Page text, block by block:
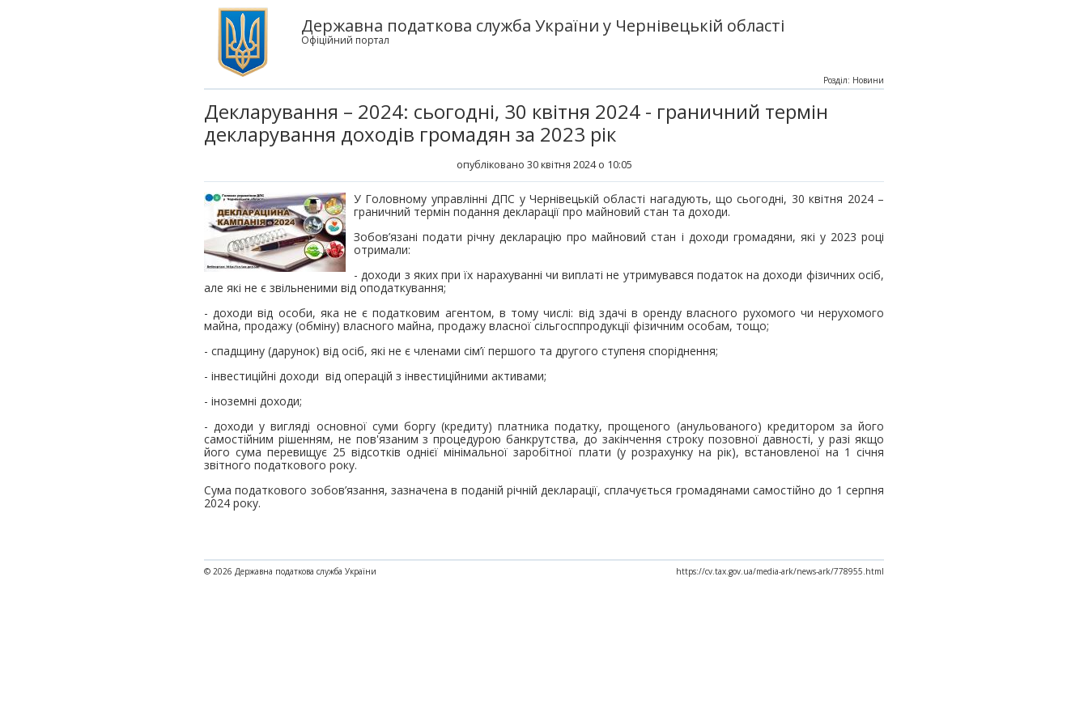
Державна податкова служба України у Чернівецькій області
Офіційний портал
Декларування – 2024: сьогодні, 30 квітня 2024 - граничний термін
декларування доходів громадян за 2023 рік
опубліковано 30 квітня 2024 о 10:05
Розділ: Новини
У Головному управлінні ДПС у Чернівецькій області нагадують, що сьогодні, 30 квітня 2024 –
граничний термін подання декларації про майновий стан та доходи.
Зобов’язані подати річну декларацію про майновий стан і доходи громадяни, які у 2023 році
отримали:
- доходи з яких при їх нарахуванні чи виплаті не утримувався податок на доходи фізичних осіб,
але які не є звільненими від оподаткування;
- доходи від особи, яка не є податковим агентом, в тому числі: від здачі в оренду власного рухомого чи нерухомого
майна, продажу (обміну) власного майна, продажу власної сільгосппродукції фізичним особам, тощо;
- спадщину (дарунок) від осіб, які не є членами сім’ї першого та другого ступеня споріднення;
- інвестиційні доходи від операцій з інвестиційними активами;
- іноземні доходи;
- доходи у вигляді основної суми боргу (кредиту) платника податку, прощеного (анульованого) кредитором за його
самостійним рішенням, не пов'язаним з процедурою банкрутства, до закінчення строку позовної давності, у разі якщо
його сума перевищує 25 відсотків однієї мінімальної заробітної плати (у розрахунку на рік), встановленої на 1 січня
звітного податкового року.
Cума податкового зобов’язання, зазначена в поданій річній декларації, сплачується громадянами самостійно до 1 серпня
2024 року.
© 2026 Державна податкова служба України https://cv.tax.gov.ua/media-ark/news-ark/778955.html